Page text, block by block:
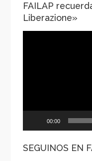
FAILAP
Liberazione»
00:00
SEGUINOS EN